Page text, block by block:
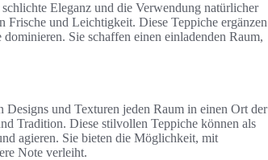
Eleganz und die Verwendung natürlicher
und Leichtigkeit. Diese Teppiche ergänzen
Sie schaffen einen einladenden Raum,
und Texturen jeden Raum in einen Ort der
Tradition. Diese stilvollen Teppiche können als
agieren. Sie bieten die Möglichkeit, mit
Note verleiht.